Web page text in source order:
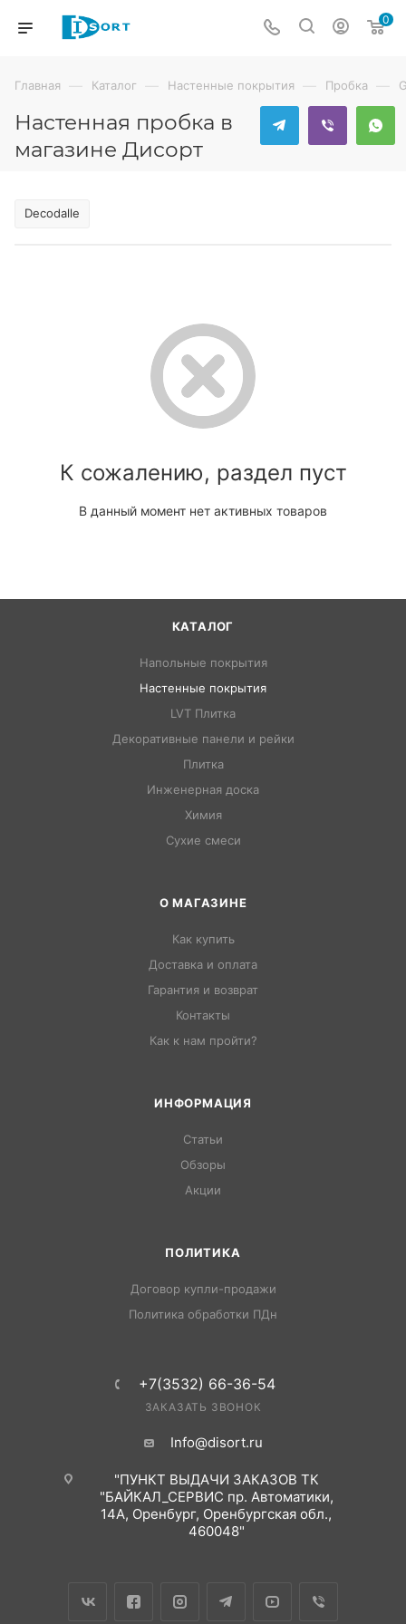
0
Главная — Каталог — Настенные покрытия — Пробка —
Настенная пробка в
магазине Дисорт
Decodalle
К сожалению, раздел пуст
В данный момент нет активных товаров
КАТАЛОГ
Напольные покрытия
Настенные покрытия
LVT Плитка
Декоративные панели и рейки
Плитка
Инженерная доска
Химия
Сухие смеси
О МАГАЗИНЕ
Как купить
Доставка и оплата
Гарантия и возврат
Контакты
Как к нам пройти?
ИНФОРМАЦИЯ
Статьи
Обзоры
Акции
ПОЛИТИКА
Договор купли-продажи
Политика обработки ПДн
+7(3532) 66-36-54
ЗАКАЗАТЬ ЗВОНОК
Info@disort.ru
"ПУНКТ ВЫДАЧИ ЗАКАЗОВ ТК
"БАЙКАЛ_СЕРВИС пр. Автоматики,
14А, Оренбург, Оренбургская обл.,
460048"